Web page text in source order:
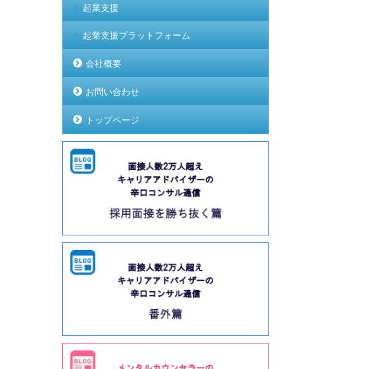
起業支援
起業支援プラットフォーム
会社概要
お問い合わせ
トップページ